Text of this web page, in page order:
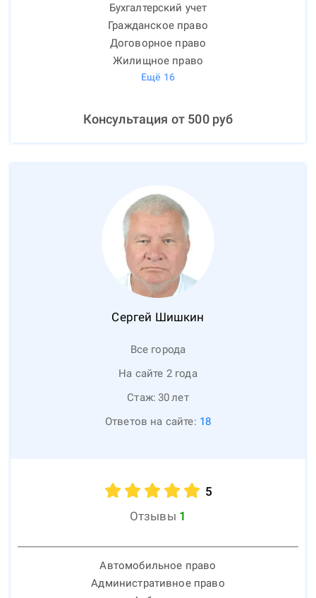
Бухгалтерский учет
Гражданское право
Договорное право
Жилищное право
Ещё 16
Консультация от 500руб
Сергей Шишкин
Все города
На сайте 2 года
Стаж: 30лет
Ответов на сайте: 18
5
Отзывы 1
Автомобильное право
Административное право